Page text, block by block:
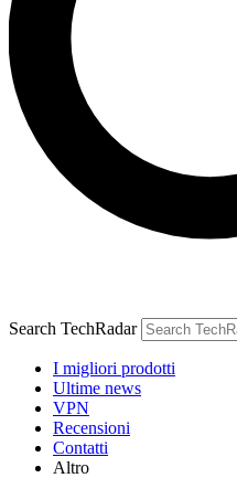
Search TechRadar
I migliori prodotti
Ultime news
VPN
Recensioni
Contatti
Altro